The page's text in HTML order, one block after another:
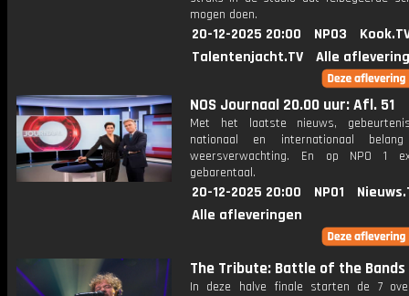
mogen doen.
20-12-2025 20:00 NPO3
Talentenjacht.TV
Alle
NOS Journaal 20.00 uur: Afl. 51
Met het laatste nieuws,
nationaal en internationaal
weersverwachting. En op NPO 1
gebarentaal.
20-12-2025 20:00 NPO1
Alle afleveringen
The Tribute: Battle of the Bands
In deze halve finale starten de 7